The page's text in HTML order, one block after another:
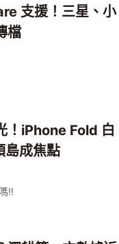
支援！三星、小
檔
！iPhone Fold 白
成焦點
!!